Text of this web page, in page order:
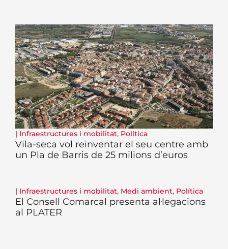
| Infraestructures i mobilitat, Política
Vila-seca vol reinventar el seu centre amb
un Pla de Barris de 25 milions d’euros
| Infraestructures i mobilitat, Medi ambient, Política
El Consell Comarcal presenta al·legacions
al PLATER